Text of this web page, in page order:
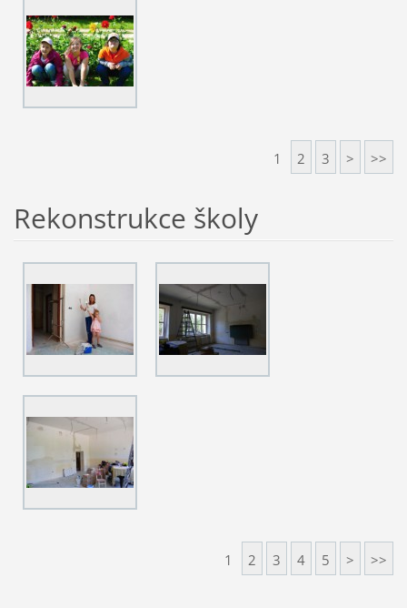
1 2 3 > >>
Rekonstrukce školy
1 2 3 4 5 > >>